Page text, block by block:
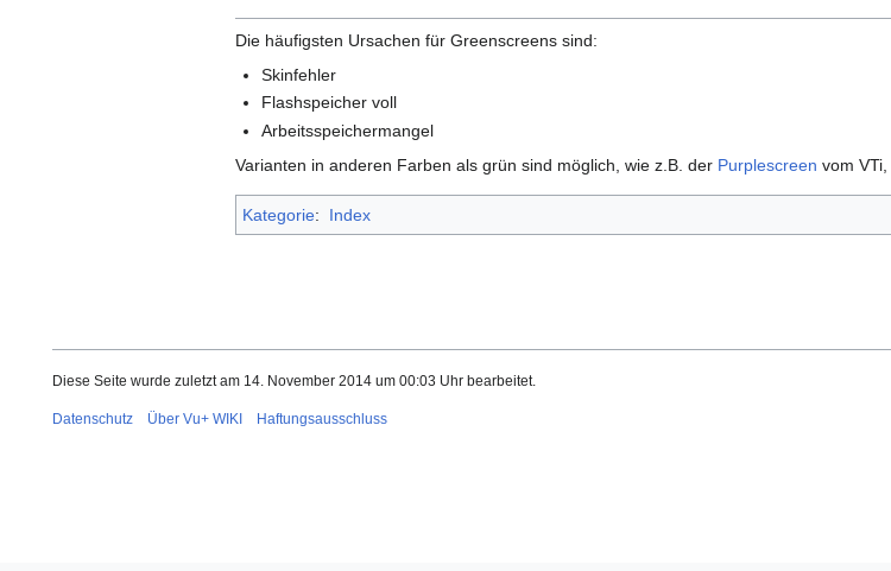
Die häufigsten Ursachen für Greenscreens sind:
Skinfehler
Flashspeicher voll
Arbeitsspeichermangel
Varianten in anderen Farben als grün sind möglich, wie z.B. der Purplescreen vom
Kategorie: Index
Diese Seite wurde zuletzt am 14. November 2014 um 00:03 Uhr bearbeitet.
Datenschutz Über Vu+ WIKI Haftungsausschluss